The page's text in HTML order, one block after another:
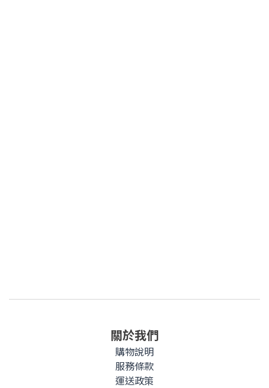
關於我們
購物說明
服務條款
運送政策